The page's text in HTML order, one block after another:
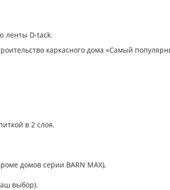
ленты D-tack.
в ​​2 слоя.
домов серии BARN MAX),
выбор).